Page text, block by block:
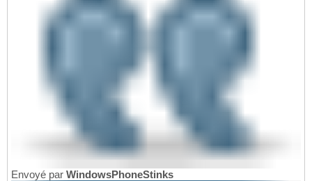
Envoyé par WindowsPhoneStinks